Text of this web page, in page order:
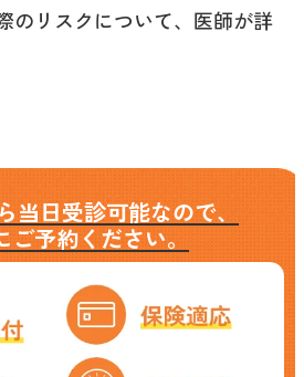
のリスクについて、医師が詳
当日受診可能なので、
ご予約ください。